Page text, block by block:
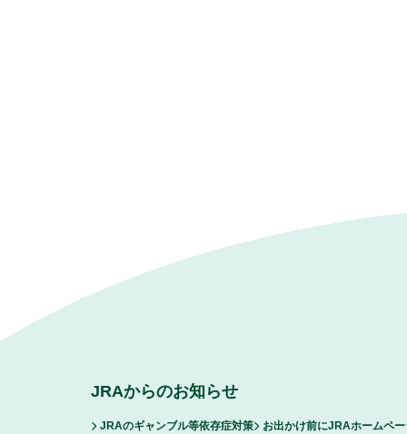
JRAからのお知らせ
JRAのギャンブル等依存症対策
お出かけ前にJRAホームペ